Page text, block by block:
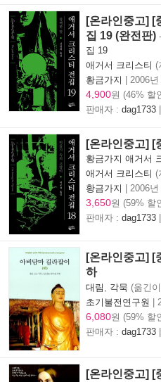
[온라인중고] [
집 19 (완전판) -
집 19
애거서 크리스티 (
황금가지 | 2006년
4,900원 (46% 할
판매자 : dag1733
[온라인중고] [
황금가지 애거서
애거서 크리스티 (
황금가지 | 2006년
3,650원 (59% 할
판매자 : dag1733
[온라인중고] [
하
대림 각묵 (옮긴
초기불전연구원 |
6,080원 (59% 할
판매자 : dag1733
[온라인중고] [